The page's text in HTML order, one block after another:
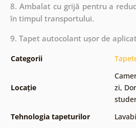
8. Ambalat cu grijă pentru a
în timpul transportului.
9. Tapet autocolant ușor de
Categorii
Locație
zi,
Tehnologia tapeturilor